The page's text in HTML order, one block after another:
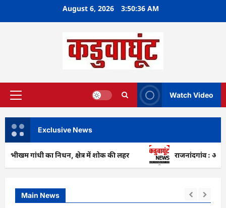
August 6, 2026 3:50:38 AM
Primary
Watch Video
Exclusive News
का निधन, क्षेत्र में शोक की लहर राजनांदगांव : आयुष
Main News